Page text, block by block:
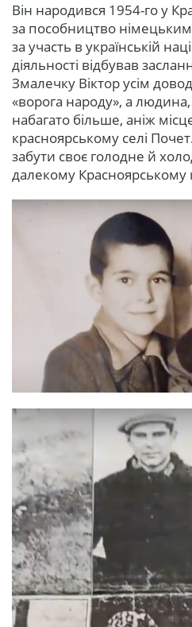
Він народився 1954-го у
за пособництво
за участь в українській
діяльності відбував
Змалечку Віктор усім
«ворога народу», а людина,
набагато більше, аніж
красноярському селі
забути своє голодне й
далекому Красноярському